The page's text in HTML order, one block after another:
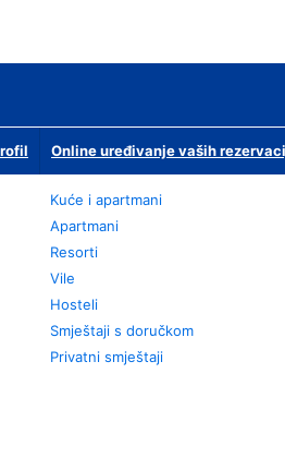
Online uređivanje vaših
Kuće i apartmani
Apartmani
Resorti
Vile
Hosteli
Smještaji s doručkom
Privatni smještaji